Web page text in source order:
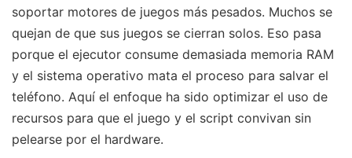
soportar motores de juegos más pesados. Muchos se
quejan de que sus juegos se cierran solos. Eso pasa
porque el ejecutor consume demasiada memoria RAM
y el sistema operativo mata el proceso para salvar el
teléfono. Aquí el enfoque ha sido optimizar el uso de
recursos para que el juego y el script convivan sin
pelearse por el hardware.